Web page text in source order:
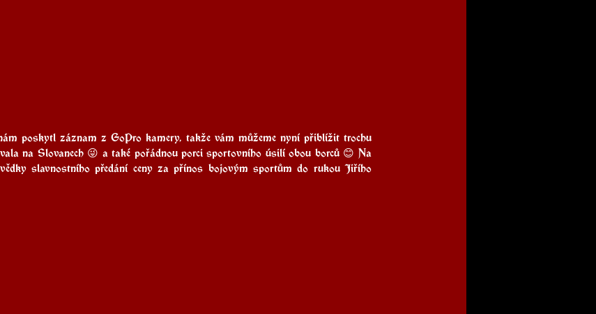
poskytl záznam z GoPro kamery, takže vám můžeme nyní přiblížit trochu
na Slovanech 😜 a také pořádnou porci sportovního úsilí obou borců 😊 Na
slavnostního předání ceny za přínos bojovým sportům do rukou Jiřího